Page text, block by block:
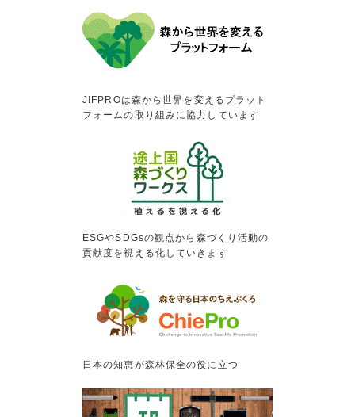
JIFPROは森から世界を変えるプラット
フォームの取り組みに協力しています
ESGやSDGsの観点から森づくり活動の
貢献度を視える化していきます
日本の知恵が森林保全の役に立つ